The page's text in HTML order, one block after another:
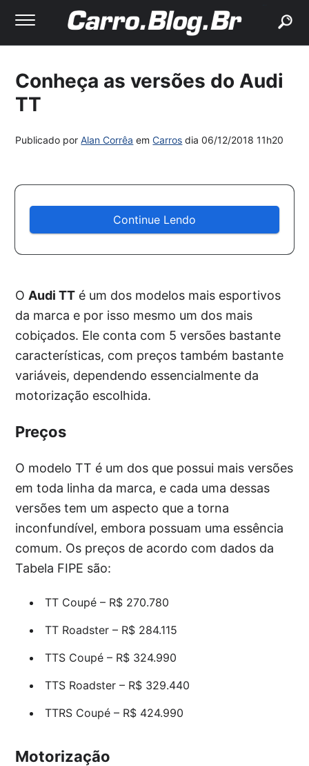
Conheça as versões do Audi
TT
Publicado porAlan Corrêa emCarros dia06/12/2018 11h20
Continue Lendo
O Audi TT é um dos modelos mais esportivos
da marca e por isso mesmo um dos mais
cobiçados. Ele conta com 5 versões bastante
características, com preços também bastante
variáveis, dependendo essencialmente da
motorização escolhida.
Preços
O modelo TT é um dos que possui mais versões
em toda linha da marca, e cada uma dessas
versões tem um aspecto que a torna
inconfundível, embora possuam uma essência
comum. Os preços de acordo com dados da
Tabela FIPE são:
TT Coupé – R$ 270.780
TT Roadster – R$ 284.115
TTS Coupé – R$ 324.990
TTS Roadster – R$ 329.440
TTRS Coupé – R$ 424.990
Motorização